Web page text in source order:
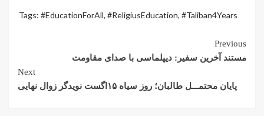
Tags: #EducationForAll, #ReligiusEducation, #Taliban4Years
Previous
مستند آخرین سفیر: دیپلماسی با صدای مقاومت
Next
پایان محتمـــل طالبان؛ روز سیاه ۱۵اگست نویدگر زوال نهایی